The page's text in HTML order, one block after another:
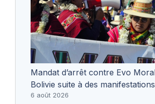
Mandat d’arrêt contre Evo
Bolivie suite à des manifestations
6 août 2026